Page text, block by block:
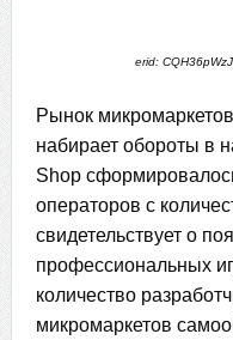
erid:
Рынок
набирает обороты в
Shop
операторов с
свидетельствует о
профессиональных
количество
микромаркетов